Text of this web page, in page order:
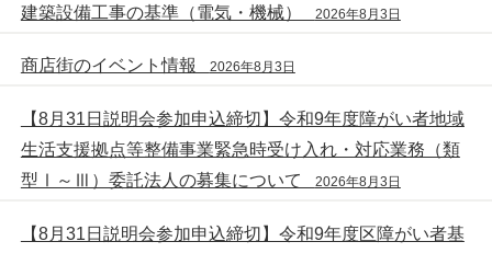
建築設備工事の基準（電気・機械） 2026年8月3日
商店街のイベント情報 2026年8月3日
【8月31日説明会参加申込締切】令和9年度障がい者地域
生活支援拠点等整備事業緊急時受け入れ・対応業務（類
型Ⅰ～Ⅲ）委託法人の募集について
2026年8月3日
【8月31日説明会参加申込締切】令和9年度区障がい者基